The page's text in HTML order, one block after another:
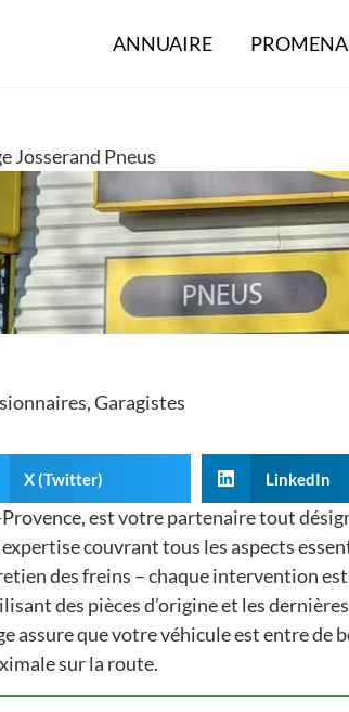
ANNUAIRE
Josserand Pneus
,Garagistes
X (Twitter) LinkedIn
est votre partenaire tout
couvrant tous les aspects
des freins – chaque intervention
des pièces d’origine et les dernières
assure que votre véhicule est entre de
sur la route.